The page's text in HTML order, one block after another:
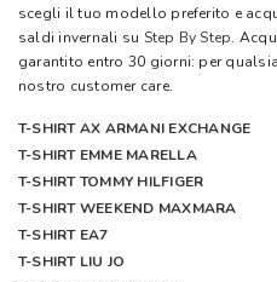
scegli il tuo modello preferito e
saldi invernali su Step By Step.
garantito entro 30 giorni: per
nostro customer care.
T-SHIRT AX ARMANI EXCHANGE
T-SHIRT EMME MARELLA
T-SHIRT TOMMY HILFIGER
T-SHIRT WEEKEND MAXMARA
T-SHIRT EA7
T-SHIRT LIU JO